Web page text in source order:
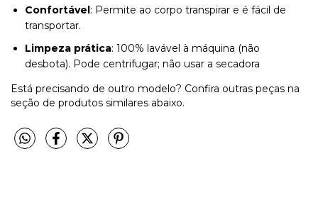
Confortável : Permite ao corpo transpirar e é fácil de
transportar.
Limpeza prática: 100% lavável à máquina (não
desbota). Pode centrifugar; não usar a secadora
Está precisando de outro modelo? Confira outras peças na
seção de produtos similares abaixo.